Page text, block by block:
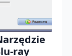
ray